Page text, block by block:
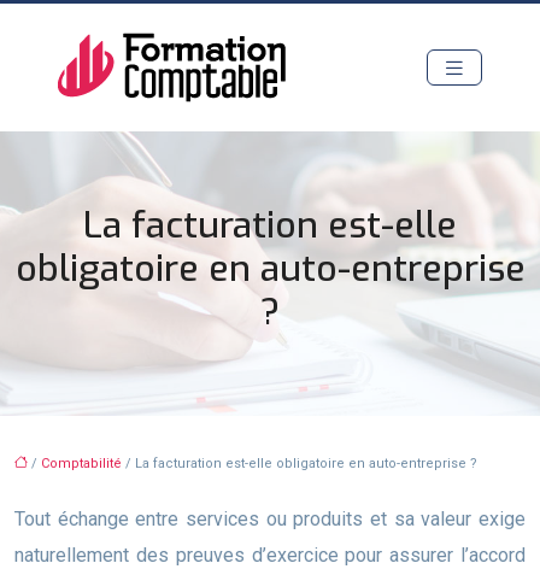
La facturation est-elle
obligatoire en auto-entreprise
?
/ Comptabilité / La facturation est-elle obligatoire en auto-entreprise ?
Tout échange entre services ou produits et sa valeur exige
naturellement des preuves d’exercice pour assurer l’accord